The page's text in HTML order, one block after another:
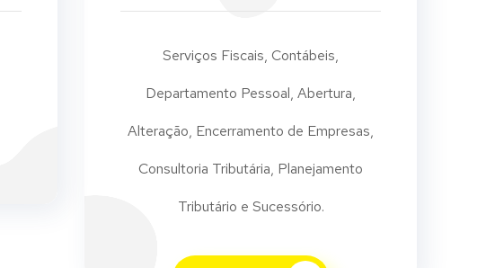
Serviços Fiscais, Contábeis,
Departamento Pessoal, Abertura,
Alteração, Encerramento de Empresas,
Consultoria Tributária, Planejamento
Tributário e Sucessório.